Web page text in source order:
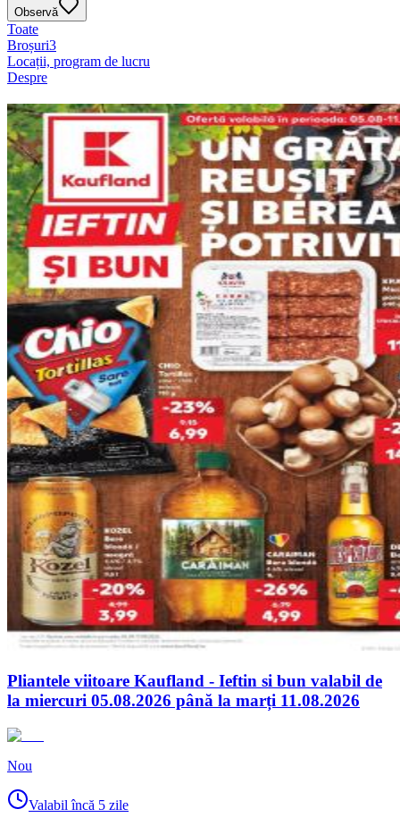
Observă
Toate
Broșuri3
Locații, program de lucru
Despre
Pliantele viitoare Kaufland - Ieftin si bun valabil de
la miercuri 05.08.2026 până la marți 11.08.2026
Nou
Valabil încă 5 zile